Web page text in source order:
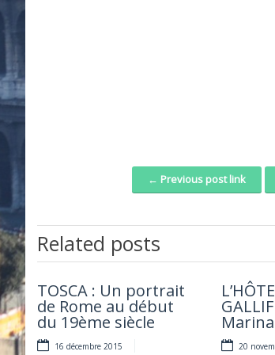
Post navigation← Previous post link
Related posts
TOSCA : Un portrait
de Rome au début
du 19ème siècle
16 décembre 2015 20
Franco Mancuso –
VENISE EST UNE
VILLE
28 septembre 2015
LES
De la
Caffè